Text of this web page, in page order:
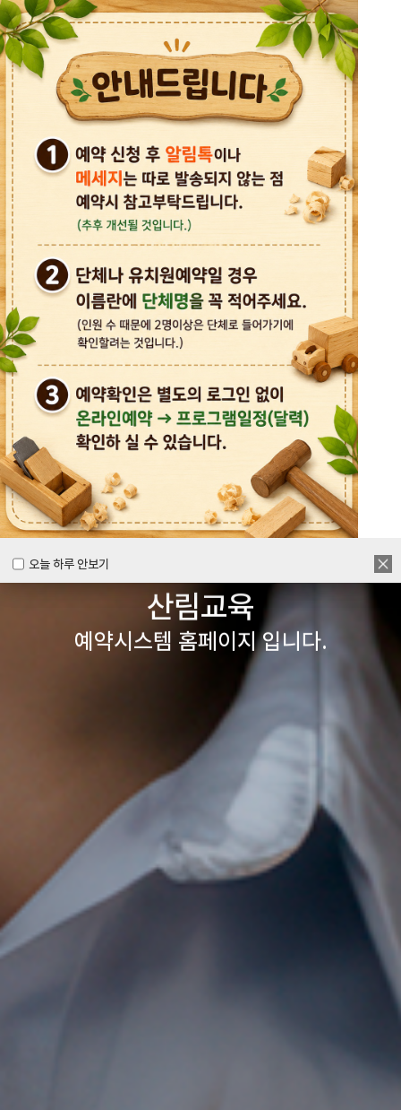
오늘 하루 안보기
오늘 하루 안보기
목공체험부터 숲체험 교육까지
다양한 경험을 할 수 있는
양주시
목재문화체험장&
산림교육
예약시스템 홈페이지 입니다.